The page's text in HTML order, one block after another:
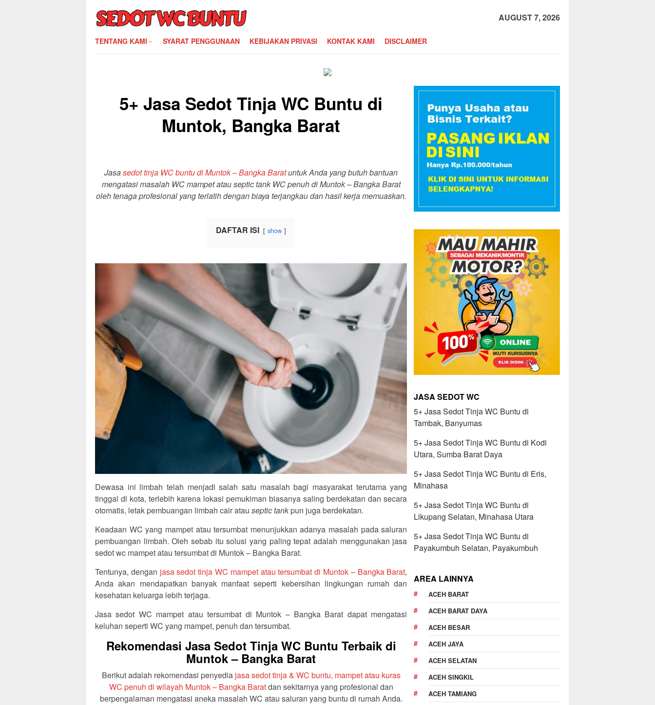
content
AUGUST 7, 2026
TENTANG KAMI SYARAT PENGGUNAAN KEBIJAKAN PRIVASI KONTAK KAMI DISCLAIMER
5+ Jasa Sedot Tinja WC Buntu di
Muntok, Bangka Barat
Jasasedot tinja WC buntu di Muntok – Bangka Baratuntuk Anda yang butuh bantuan
mengatasi masalah WC mampet atau septic tank WC penuh di Muntok – Bangka Barat
oleh tenaga profesional yang terlatih dengan biaya terjangkau dan hasil kerja memuaskan.
DAFTAR ISI show
Dewasa ini limbah telah menjadi salah satu masalah bagi masyarakat terutama yang
tinggal di kota, terlebih karena lokasi pemukiman biasanya saling berdekatan dan secara
otomatis, letak pembuangan limbah cair atau septic tankpun juga berdekatan.
Keadaan WC yang mampet atau tersumbat menunjukkan adanya masalah pada saluran
pembuangan limbah. Oleh sebab itu solusi yang paling tepat adalah menggunakan jasa
sedot wc mampet atau tersumbat di Muntok – Bangka Barat.
Tentunya, dengan jasa sedot tinja WC mampet atau tersumbat di Muntok – Bangka Barat,
Anda akan mendapatkan banyak manfaat seperti kebersihan lingkungan rumah dan
kesehatan keluarga lebih terjaga.
Jasa sedot WC mampet atau tersumbat di Muntok – Bangka Barat dapat mengatasi
keluhan seperti WC yang mampet, penuh dan tersumbat.
Rekomendasi Jasa Sedot Tinja WC Buntu Terbaik di
Muntok – Bangka Barat
Berikut adalah rekomendasi penyedia jasa sedot tinja & WC buntu, mampet atau kuras
WC penuh di wilayah Muntok – Bangka Baratdan sekitarnya yang profesional dan
berpengalaman mengatasi aneka masalah WC atau saluran yang buntu di rumah Anda.
JASA SEDOT WC
5+ Jasa Sedot Tinja WC Buntu di
Tambak, Banyumas
5+ Jasa Sedot Tinja WC Buntu di Kodi
Utara, Sumba Barat Daya
5+ Jasa Sedot Tinja WC Buntu di Eris,
Minahasa
5+ Jasa Sedot Tinja WC Buntu di
Likupang Selatan, Minahasa Utara
5+ Jasa Sedot Tinja WC Buntu di
Payakumbuh Selatan, Payakumbuh
AREA LAINNYA
ACEH BARAT
ACEH BARAT DAYA
ACEH BESAR
ACEH JAYA
ACEH SELATAN
ACEH SINGKIL
ACEH TAMIANG